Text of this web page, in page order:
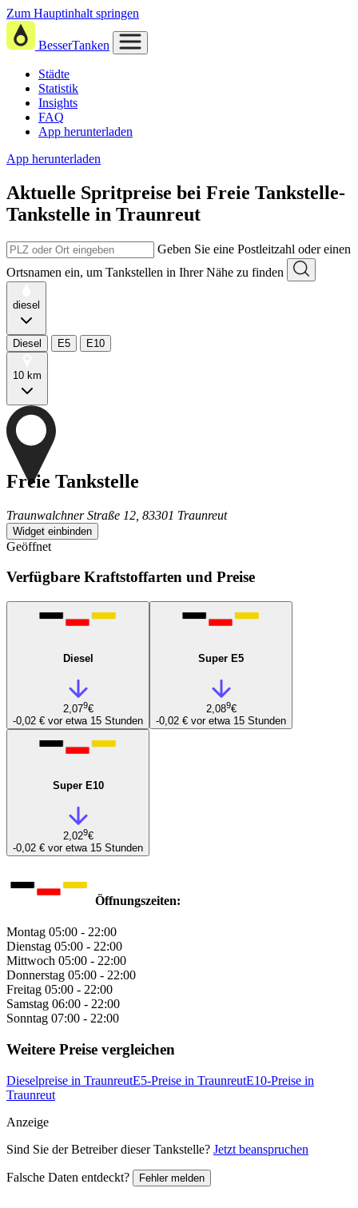
Zum Hauptinhalt springen
BesserTanken
Städte
Statistik
Insights
FAQ
App herunterladen
App herunterladen
Aktuelle Spritpreise bei Freie Tankstelle-
Tankstelle in Traunreut
Geben Sie eine Postleitzahl oder einen
Ortsnamen ein, um Tankstellen in Ihrer Nähe zu finden
diesel
Diesel E5 E10
10 km
Freie Tankstelle
Traunwalchner Straße 12, 83301 Traunreut
Widget einbinden
Geöffnet
Verfügbare Kraftstoffarten und Preise
Diesel
2,079€
-0,02 € vor etwa 15 Stunden
Super E5
2,089€
-0,02 € vor etwa 15 Stunden
Super E10
2,029€
-0,02 € vor etwa 15 Stunden
Öffnungszeiten:
Montag 05:00 - 22:00
Dienstag 05:00 - 22:00
Mittwoch 05:00 - 22:00
Donnerstag 05:00 - 22:00
Freitag 05:00 - 22:00
Samstag 06:00 - 22:00
Sonntag 07:00 - 22:00
Weitere Preise vergleichen
Dieselpreise in TraunreutE5-Preise in TraunreutE10-Preise in
Traunreut
Anzeige
Sind Sie der Betreiber dieser Tankstelle? Jetzt beanspruchen
Falsche Daten entdeckt? Fehler melden